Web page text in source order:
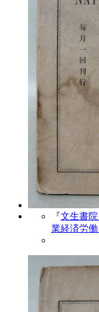
『文生書
業経済労働